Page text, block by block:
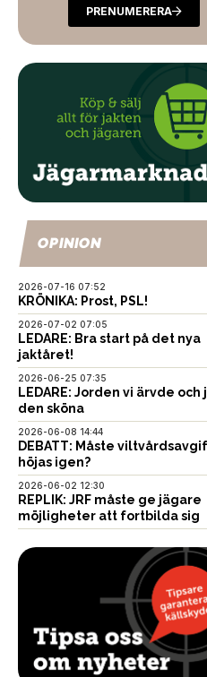
PRENUMERERA
OPINION
2026-07-16 07:52
KRÖNIKA: Prost, PSL!
2026-07-02 07:05
LEDARE: Bra start på det nya
jaktåret!
2026-06-25 07:35
LEDARE: Jorden vi ärvde och
den sköna
2026-06-08 14:44
DEBATT: Måste
höjas igen?
2026-06-02 12:30
REPLIK: JRF måste ge jägare
möjligheter att fortbilda sig